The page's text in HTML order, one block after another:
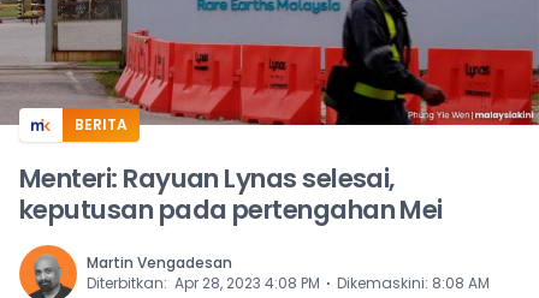
BERITA
Menteri: Rayuan Lynas selesai,
keputusan pada pertengahan Mei
Martin Vengadesan
Diterbitkan: Apr 28, 2023 4:08 PM ⋅ Dikemaskini: 8:08 AM